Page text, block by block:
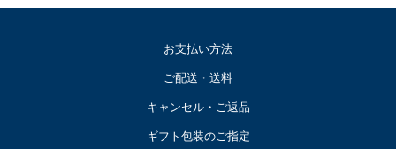
お支払い方法
ご配送・送料
キャンセル・ご返品
ギフト包装のご指定